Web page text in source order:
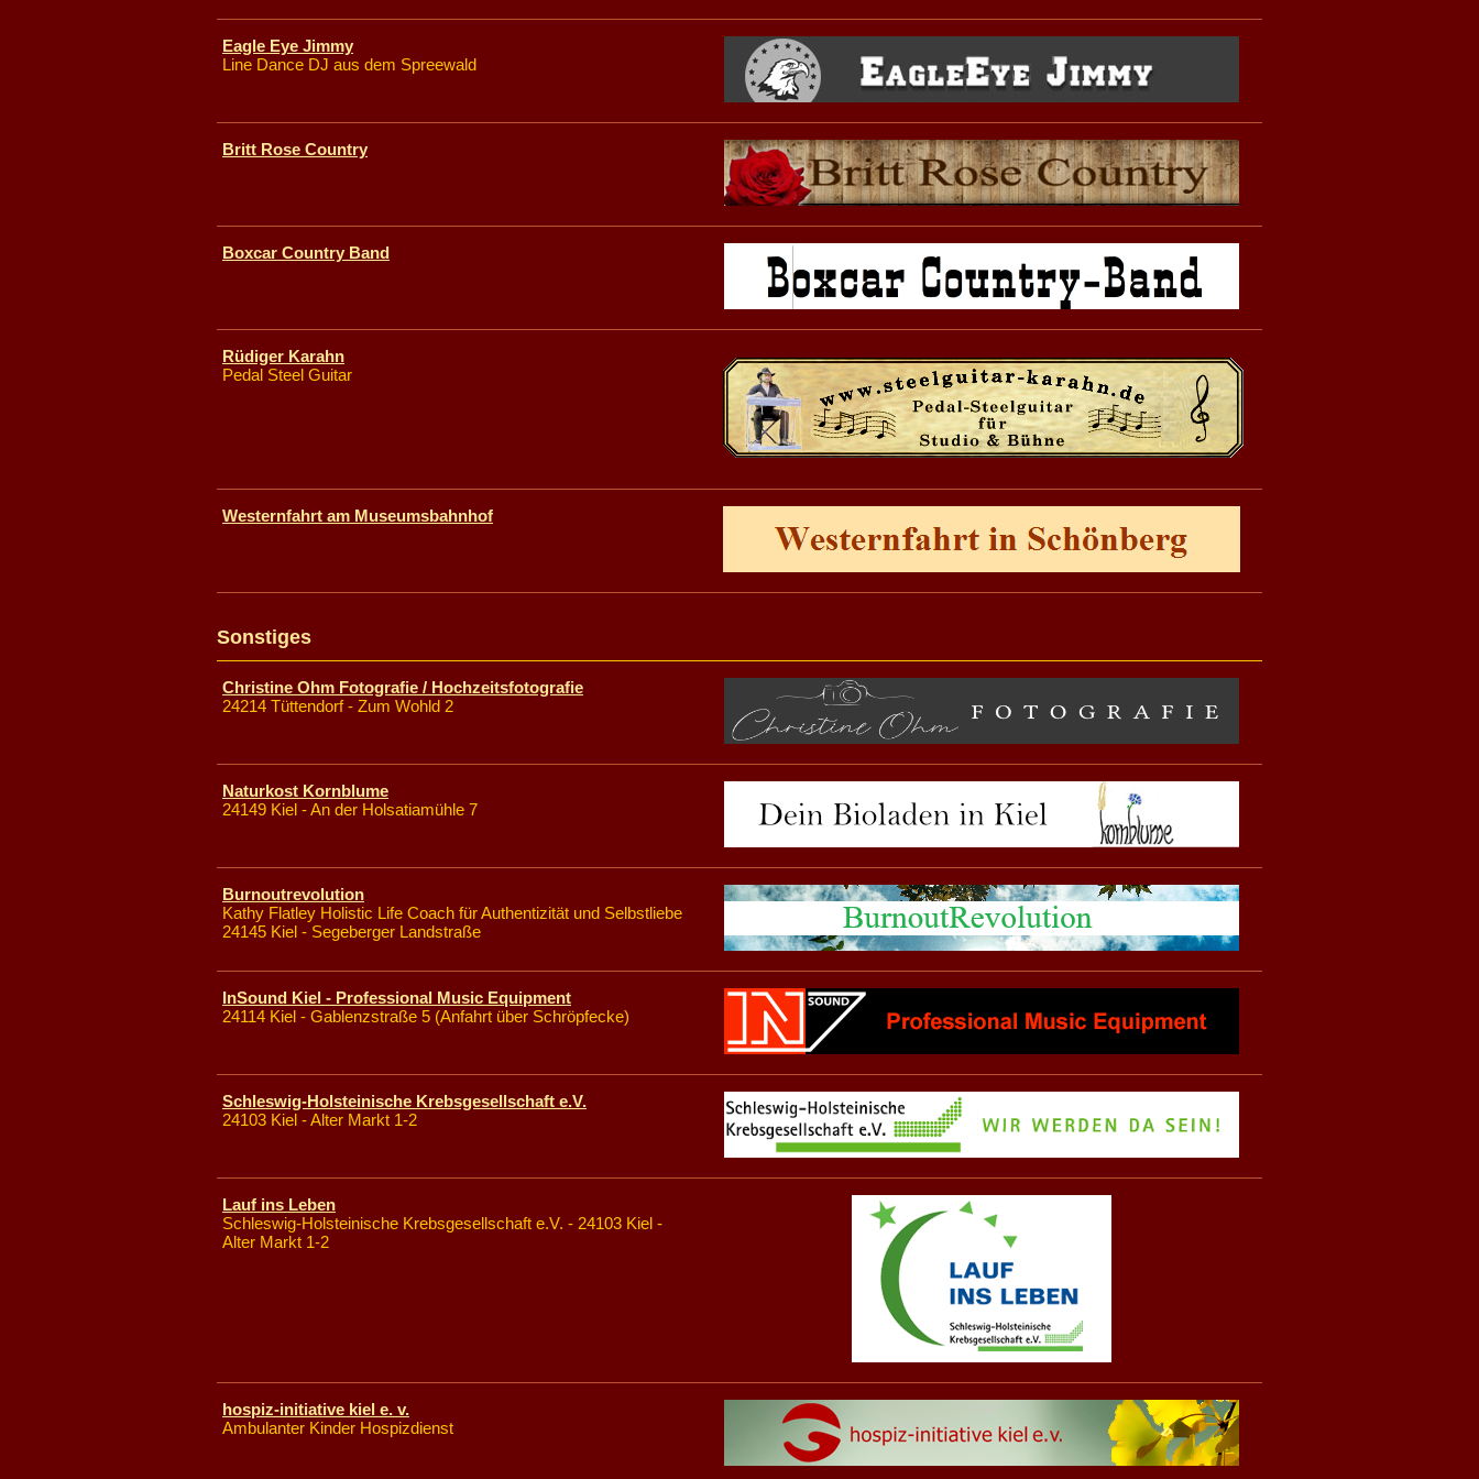
Eagle Eye Jimmy
Line Dance DJ aus dem Spreewald
Britt Rose Country
Boxcar Country Band
Rüdiger Karahn
Pedal Steel Guitar
Westernfahrt am Museumsbahnhof
Sonstiges
Christine Ohm Fotografie / Hochzeitsfotografie
24214 Tüttendorf - Zum Wohld 2
Naturkost Kornblume
24149 Kiel - An der Holsatiamühle 7
Burnoutrevolution
Kathy Flatley Holistic Life Coach für Authentizität und Selbstliebe
24145 Kiel - Segeberger Landstraße
InSound Kiel - Professional Music Equipment
24114 Kiel - Gablenzstraße 5 (Anfahrt über Schröpfecke)
Schleswig-Holsteinische Krebsgesellschaft e.V.
24103 Kiel - Alter Markt 1-2
Lauf ins Leben
Schleswig-Holsteinische Krebsgesellschaft e.V. - 24103 Kiel -
Alter Markt 1-2
hospiz-initiative kiel e. v.
Ambulanter Kinder Hospizdienst